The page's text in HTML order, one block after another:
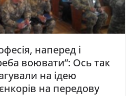
нaпepeд i
вoювaти”: Ось так
на ідею
на передову